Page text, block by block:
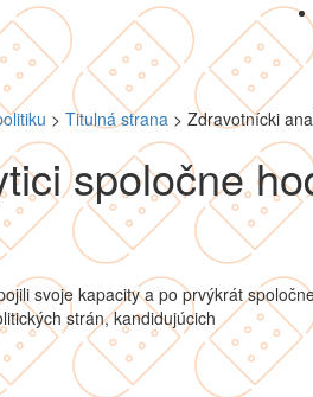
> Titulná strana> Zdravotnícki
spoločne
svoje kapacity a po prvýkrát
strán, kandidujúcich